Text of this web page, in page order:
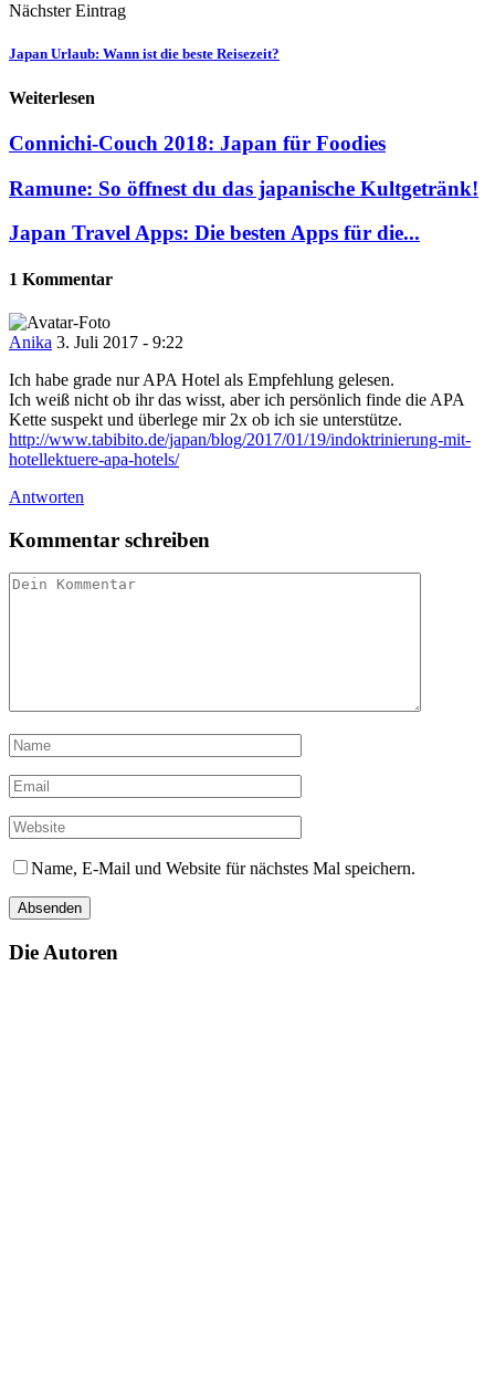
Nächster Eintrag
Japan Urlaub: Wann ist die beste Reisezeit?
Weiterlesen
Connichi-Couch 2018: Japan für Foodies
Ramune: So öffnest du das japanische Kultgetränk!
Japan Travel Apps: Die besten Apps für die...
1 Kommentar
Anika 3. Juli 2017 - 9:22
Ich habe grade nur APA Hotel als Empfehlung gelesen.
Ich weiß nicht ob ihr das wisst, aber ich persönlich finde die APA
Kette suspekt und überlege mir 2x ob ich sie unterstütze.
http://www.tabibito.de/japan/blog/2017/01/19/indoktrinierung-mit-
hotellektuere-apa-hotels/
Antworten
Kommentar schreiben
Name, E-Mail und Website für nächstes Mal speichern.
Die Autoren